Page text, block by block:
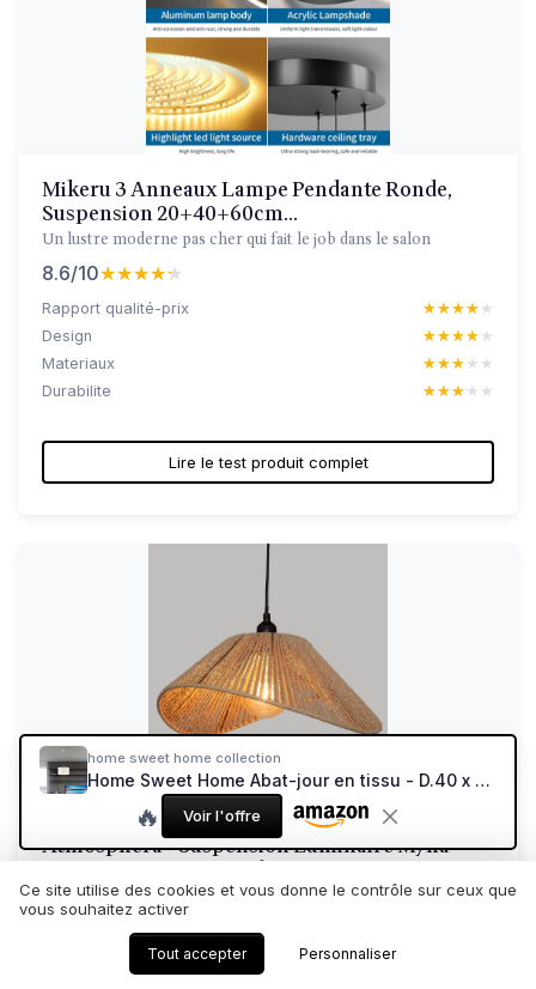
Mikeru 3 Anneaux Lampe Pendante Ronde,
Suspension 20+40+60cm...
Un lustre moderne pas cher qui fait le job dans le salon
8.6/10★★★★★
★★★★★
Rapport qualité-prix ★★★★★
★★★★★
Design
★★★★★
★★★★★
Materiaux
★★★★★
★★★★★
Durabilite
★★★★★
★★★★★
Lire le test produit complet
ATMOSPHERA CREATEUR DINTERIEUR
Atmosphera - Suspension Luminaire Myha
Beige D45 cm - Ampoul...
Une suspension simple qui fait le job sans ruiner le budget
★★★★★
★★★★★
Rapport qualité-prix
home sweet home collection
Home Sweet Home Abat-jour en tissu - D.40 x H.22 cm - Effet lin - Blanc - E27 - pour lampadaire & suspension Blanc 40 cm diamètre 22 cm hauteur
🔥 Voir l'offre
Ce site utilise des cookies et vous donne le contrôle sur ceux que
vous souhaitez activer
Tout accepter Personnaliser